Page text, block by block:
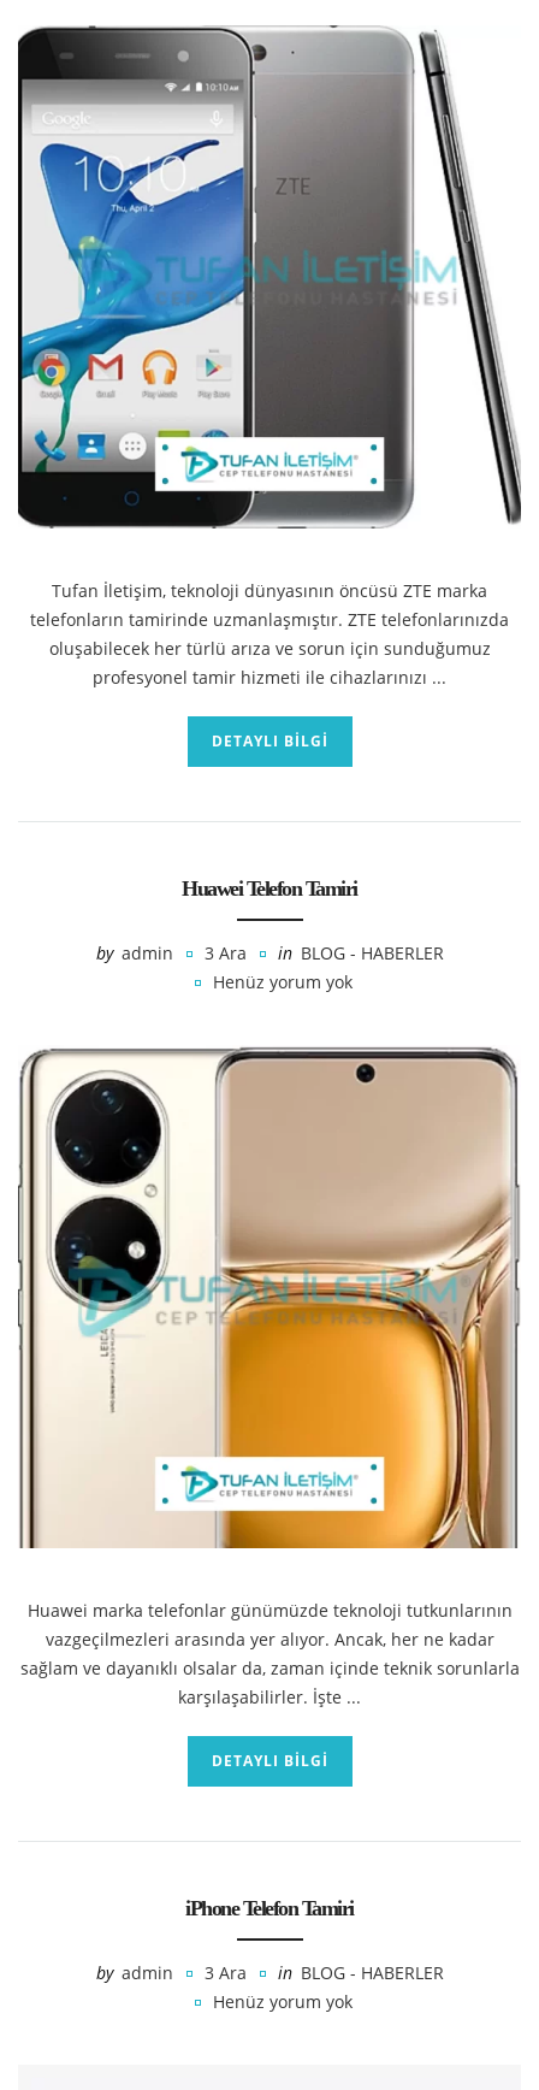
Tufan İletişim, teknoloji dünyasının öncüsü ZTE marka
telefonların tamirinde uzmanlaşmıştır. ZTE telefonlarınızda
oluşabilecek her türlü arıza ve sorun için sunduğumuz
profesyonel tamir hizmeti ile cihazlarınızı ...
DETAYLI BILGI
Huawei Telefon Tamiri
by admin 3 Ara in BLOG - HABERLER
Henüz yorum yok
Huawei marka telefonlar günümüzde teknoloji tutkunlarının
vazgeçilmezleri arasında yer alıyor. Ancak, her ne kadar
sağlam ve dayanıklı olsalar da, zaman içinde teknik sorunlarla
karşılaşabilirler. İşte ...
DETAYLI BILGI
iPhone Telefon Tamiri
by admin 3 Ara in BLOG - HABERLER
Henüz yorum yok